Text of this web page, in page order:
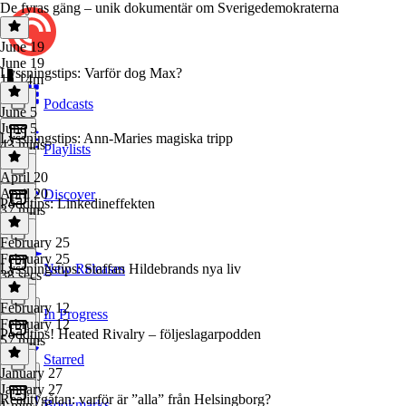
Podcasts
Playlists
Discover
New Releases
In Progress
Starred
De fyras gäng – unik dokumentär om Sverigedemokraterna
June 19
June 19
1h 14m
Lyssningstips: Varför dog Max?
June 5
June 5
43 mins
Lyssningstips: Ann-Maries magiska tripp
April 20
April 20
37 mins
Poddtips: Linkedineffekten
February 25
February 25
38 secs
Lyssningstips: Staffan Hildebrands nya liv
February 12
February 12
57 mins
Poddtips! Heated Rivalry – följeslagarpodden
January 27
January 27
Realitygåtan: varför är ”alla” från Helsingborg?